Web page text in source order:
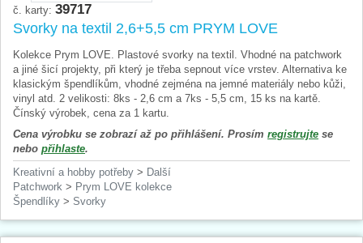
č. karty: 39717
Svorky na textil 2,6+5,5 cm PRYM LOVE
Kolekce Prym LOVE. Plastové svorky na textil. Vhodné na patchwork
a jiné šicí projekty, při který je třeba sepnout více vrstev. Alternativa ke
klasickým špendlíkům, vhodné zejména na jemné materiály nebo kůži,
vinyl atd. 2 velikosti: 8ks - 2,6 cm a 7ks - 5,5 cm, 15 ks na kartě.
Čínský výrobek, cena za 1 kartu.
Cena výrobku se zobrazí až po přihlášení. Prosím registrujte se
nebo přihlaste.
Kreativní a hobby potřeby > Další
Patchwork > Prym LOVE kolekce
Špendlíky > Svorky